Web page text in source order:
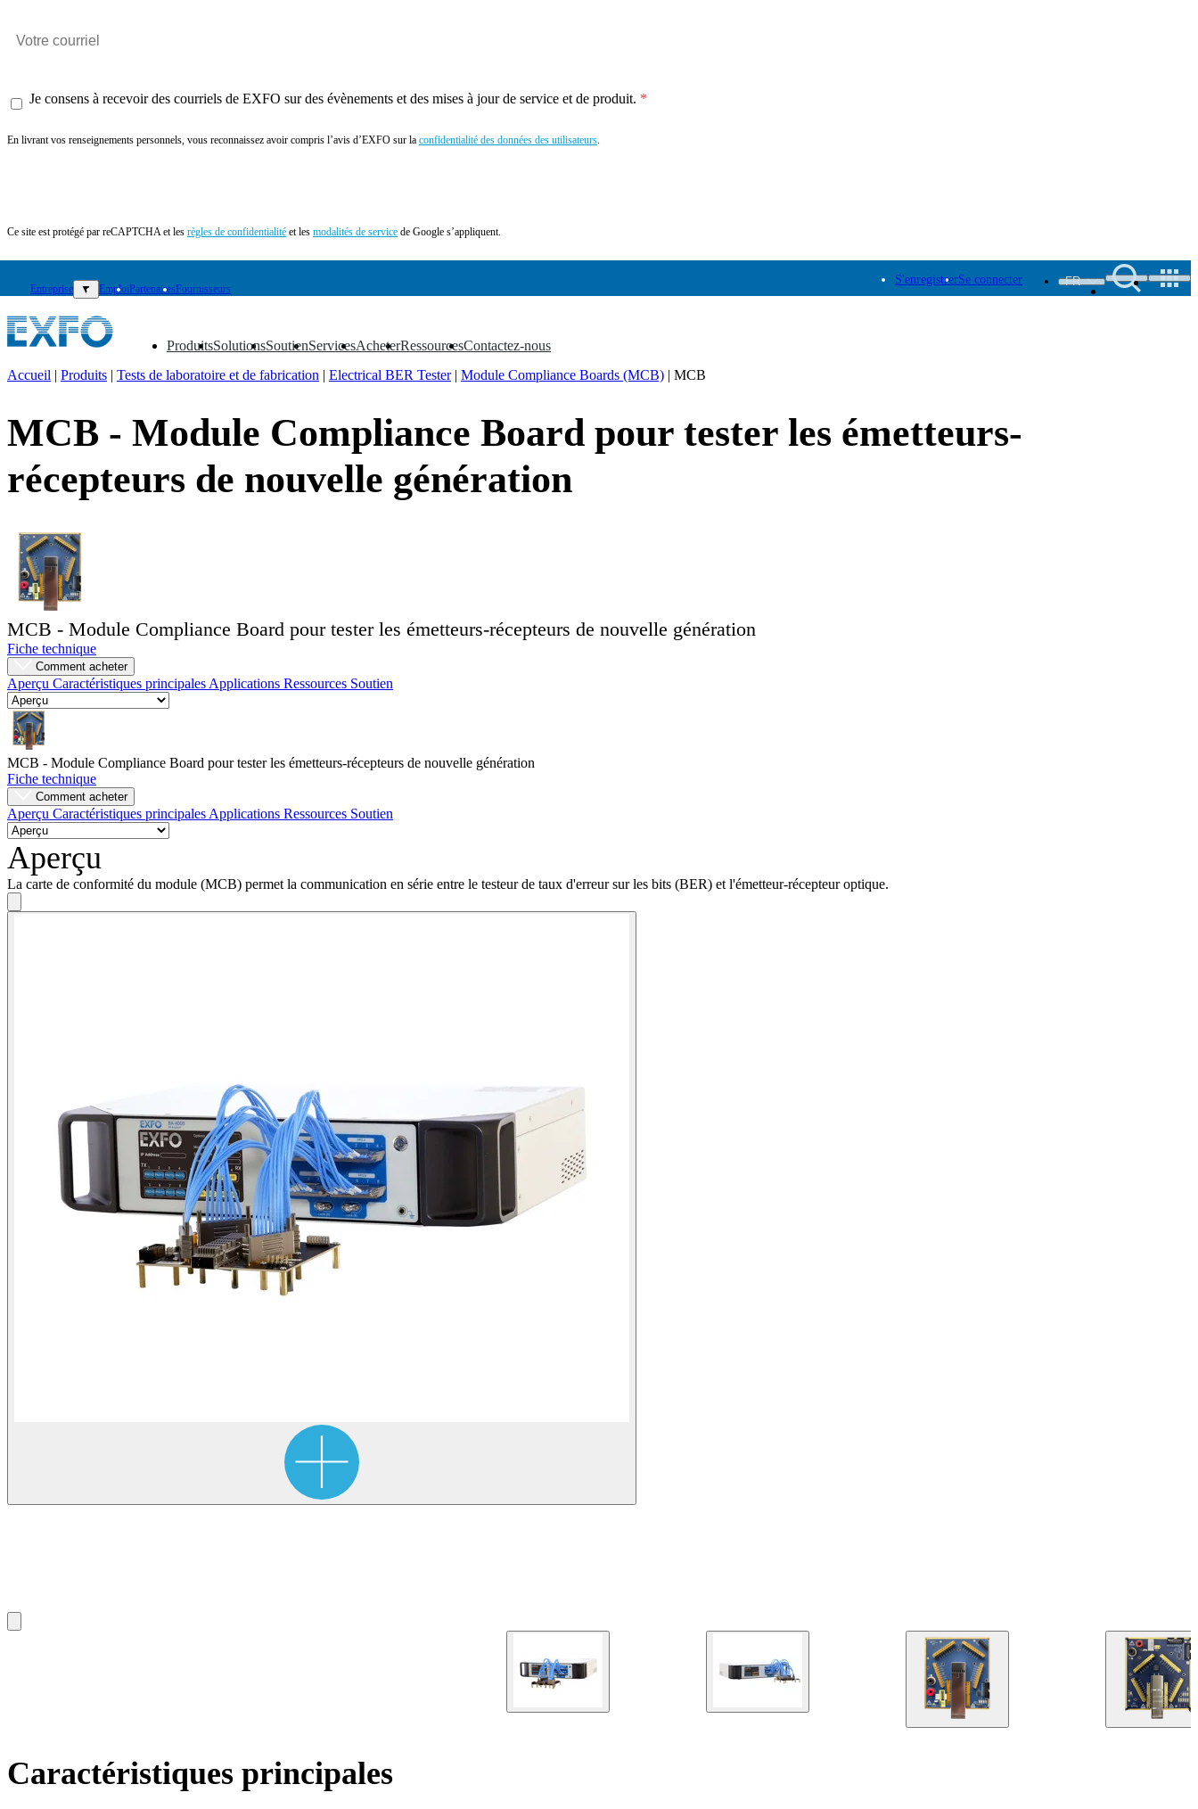
Je consens à recevoir des courriels de EXFO sur des évènements et des mises à jour de service et de produit.
En livrant vos renseignements personnels, vous reconnaissez avoir compris l’avis d’EXFO sur la confidentialité des données des utilisateurs.
Ce site est protégé par reCAPTCHA et les règles de confidentialité et les modalités de service de Google s’appliquent.
Entreprise ▼ EmploiPartenairesFournisseurs
S'enregistrerSe connecter FR
Produits
▼ Solutions
▼ Soutien
▼ Services
▼ Acheter
▼ Ressources
▼ Contactez-nous
▼
Produits
Solutions
Soutien
Services
Ressources
Contactez-
nous
S'enregistrer
connecter
Entreprise
Emploi
Partenaires
Fournisseurs
Accueil | Produits | Tests de laboratoire et de fabrication | Electrical BER Tester | Module Compliance Boards (MCB) | MCB
MCB - Module Compliance Board pour tester les émetteurs-
récepteurs de nouvelle génération
MCB - Module Compliance Board pour tester les émetteurs-récepteurs de nouvelle génération
Fiche technique
Comment acheter
Aperçu Caractéristiques principales Applications Ressources Soutien
MCB - Module Compliance Board pour tester les émetteurs-récepteurs de nouvelle génération
Fiche technique
Comment acheter
Aperçu Caractéristiques principales Applications Ressources Soutien
Aperçu
La carte de conformité du module (MCB) permet la communication en série entre le testeur de taux d'erreur sur les bits (BER) et l'émetteur-récepteur optique.
Caractéristiques principales